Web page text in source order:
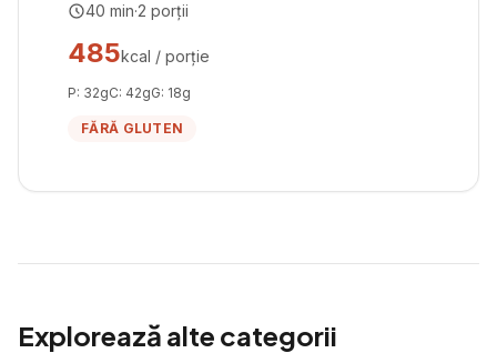
40 min·2 porții
485kcal / porție
P: 32gC: 42gG: 18g
FĂRĂ GLUTEN
Explorează alte categorii